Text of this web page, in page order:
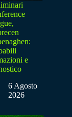
e
6 Agosto
2026